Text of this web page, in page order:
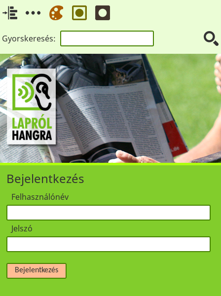
Gyorskeresés:
Bejelentkezés
Felhasználónév
Jelszó
Bejelentkezés